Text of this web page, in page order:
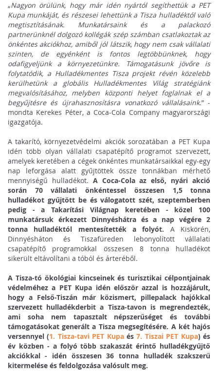
„Nagyon örülünk, hogy már idén nyártól segíthettük a PET
Kupa munkáját, és részesei lehettünk a Tisza hulladéktól való
megtisztításának. Munkatársaink és a palackozó
partnerünknél dolgozó kollégák szép számban csatlakoztak az
önkéntes akciókhoz, amiből jól látszik, hogy nem csak vállalati
szinten, de egyénként is fontos legtöbbünknek, hogy
odafigyeljünk a környezetünkre. Támogatásunk jövőre is
folytatódik, a Hulladékmentes Tisza projekt révén közelebb
kerülhetünk a globális Hulladékmentes Világ stratégiánk
megvalósításához, melyben központi helyet foglalnak el a
begyűjtésre és újrahasznosításra vonatkozó vállalásaink.” -
mondta Kerekes Péter, a Coca-Cola Company magyarországi
igazgatója.
A takarító, környezetvédelmi akciók sorozatában a PET Kupa
idén több olyan vállalati csapatépítő programot szervezett,
amelyek keretében a cégek önkéntes munkatársaikkal egy-egy
nap leforgása alatt gyűjtöttek össze tonnákban mérhető
mennyiségű hulladékot. A Coca-Cola az első, nyári akció
során 70 vállalati önkéntessel összesen 1,5 tonna
hulladékot gyűjtött be és válogatott szét, szeptemberben
pedig - a Takarítási Világnap keretében - közel 100
munkatársuk érkezett Dinnyéshátra és a nap végére 2
tonna hulladéktól mentesítették a folyót. A Kiskörén,
Dinnyésháton és Tiszafüreden lebonyolított vállalati
csapatépítő programokkal összesen 8 tonna hulladékot
sikerült eltávolítani a tóból és árteréből.
A Tisza-tó ökológiai kincseinek és turisztikai célpontjainak
védelméhez a PET Kupa idén először azzal is hozzájárult,
hogy a Felső-Tiszán már közismert, pillepalack hajókkal
szervezett hulladékderbit a Tisza-tavon is megrendezték,
ami soha nem tapasztalt népszerűséget és további
támogatásokat generált a Tisza megsegítésére. A két hajós
versennyel (1. Tisza-tavi PET Kupaés7. Tiszai PET Kupa) és
év közben - a folyó több szakaszát érintő hulladékgyűjtő
akciókkal - idén összesen 36 tonna hulladék szakszerű
kitermelése és feldolgozása valósult meg.